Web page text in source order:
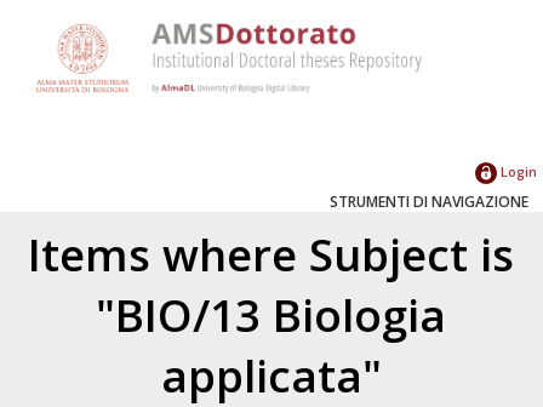
Login
STRUMENTI DI NAVIGAZIONE
Items where Subject is
"BIO/13 Biologia
applicata"